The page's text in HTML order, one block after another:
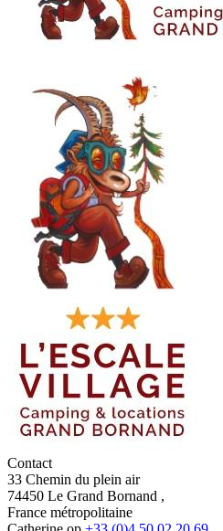
Contact
33 Chemin du plein air
74450 Le Grand Bornand ,
France métropolitaine